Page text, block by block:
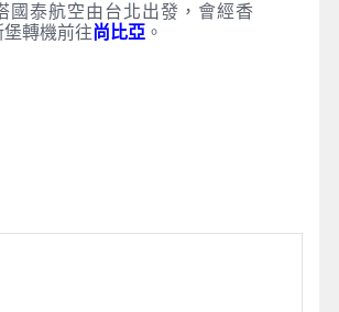
國泰航空由台北出發，會經香
轉機前往尚比亞 。